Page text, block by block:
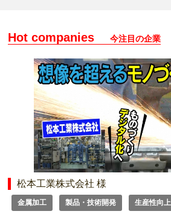
Hot companies 今注目の企業
松本工業株式会社 様
金属加工 製品・技術開発 生産性向上